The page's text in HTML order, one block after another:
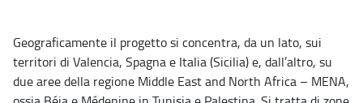
Geograficamente il progetto si concentra, da un lato, sui
territori di Valencia, Spagna e Italia (Sicilia) e, dall’altro, su
due aree della regione Middle East and North Africa – MENA,